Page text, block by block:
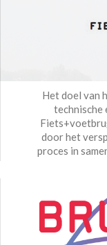
Het doel van
technische
door het
proces in